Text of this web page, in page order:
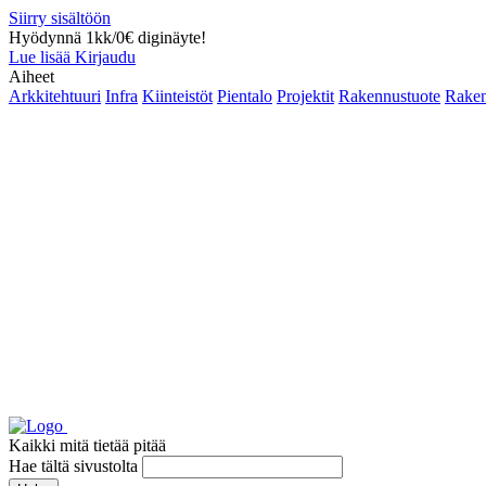
Siirry sisältöön
Hyödynnä 1kk/0€ diginäyte!
Lue lisää Kirjaudu
Aiheet
Arkkitehtuuri Infra Kiinteistöt Pientalo Projektit Rakennustuote
Kaikki mitä tietää pitää
Hae tältä sivustolta